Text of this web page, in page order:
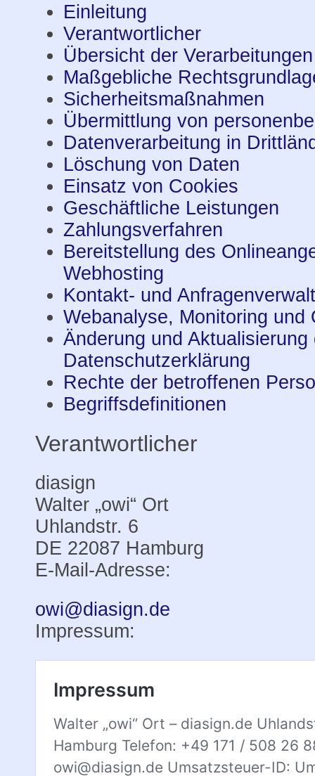
Einleitung
Verantwortlicher
Übersicht der Verarbeitungen
Maßgebliche
Sicherheitsmaßnahmen
Übermittlung von
Datenverarbeitung in
Löschung von Daten
Einsatz von Cookies
Geschäftliche Leistungen
Zahlungsverfahren
Bereitstellung des
Webhosting
Kontakt- und
Webanalyse, Monitoring und
Änderung und Aktualisierung
Datenschutzerklärung
Rechte der betroffenen
Begriffsdefinitionen
Verantwortlicher
diasign
Walter „owi“ Ort
Uhlandstr. 6
DE 22087 Hamburg
E-Mail-Adresse:
owi@diasign.de
Impressum: